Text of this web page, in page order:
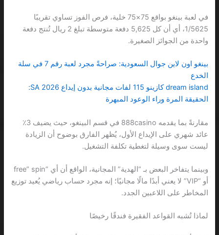
في لعبة بينغو بواقع 75×75 خلية، فرص الفوز تساوي تقريبًا
1/5625، أي أن كل 5,625 دفعة متوسطة تبلغ 2 ريال تُنتج دفعة
واحدة من الجوائز الصغيرة.
بينغو اون لاين جوال السعودية: صراحةً مجرد لعبة رقم 7 في سلة
الخدع
dream island كازينو 115 لفات مجانية بدون إيداع 2026 SA:
الحقيقة المرة وراء الوعود المبهرة
مقارنةً بما يقدمه 888casino في قسم البينغو، حيث يضيف 3٪
عائد شهري على الإيداع الأول، يُظهر الفارق بوضوح أن الزيادة
ليست سوى وسيلة لتغطية تكلفة التشغيل.
وبينما يتفاخر البعض بـ “الهدية” المجانية، الواقع أن أي “free” spin
أو “VIP” لا يعني أبدًا مالًا مجانيًا؛ إنه مجرد حساب رياضي يُعيد توزيع
المخاطر على اللاعبين الجدد.
لماذا تُشبه القواعد الفقيرة فندقًا رخيصًا